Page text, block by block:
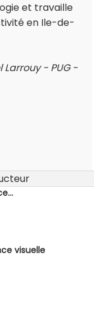
et travaille
en Ile-de-
- PUG -
visuelle